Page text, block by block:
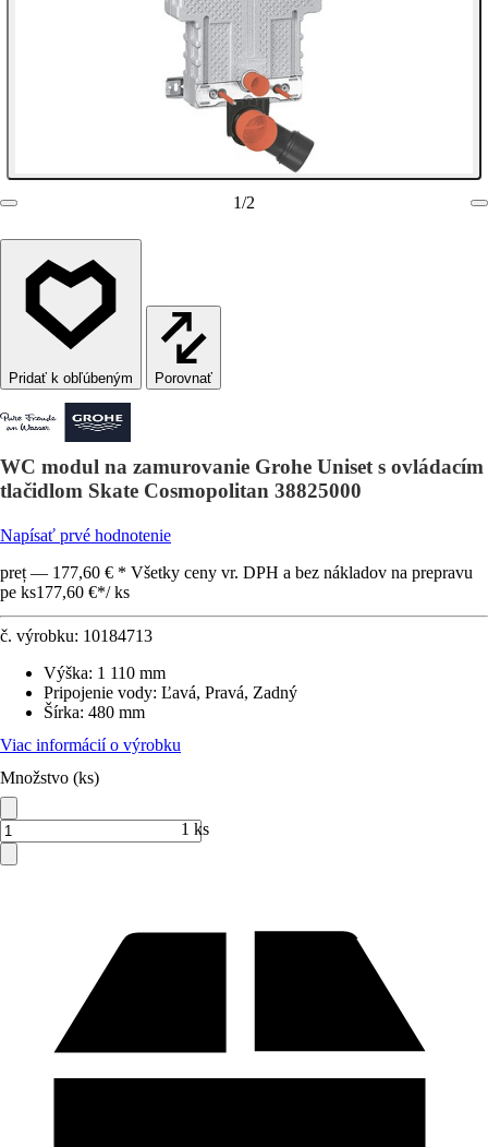
1/2
Porovnať
WC modul na zamurovanie Grohe Uniset s ovládacím
tlačidlom Skate Cosmopolitan 38825000
Napísať prvé hodnotenie
preț — 177,60 € * Všetky ceny vr. DPH a bez nákladov na prepravu
pe ks177,60 €*/ ks
č. výrobku: 10184713
Výška: 1 110 mm
Pripojenie vody: Ľavá, Pravá, Zadný
Šírka: 480 mm
Viac informácií o výrobku
Množstvo (ks)
1 ks